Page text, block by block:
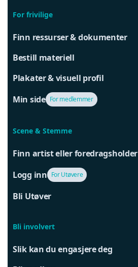
For frivilige
Finn ressurser & dokumenter
Bestill materiell
Plakater & visuell profil
Min side For medlemmer
Scene & Stemme
Finn artist eller foredragsholder
Logg inn For Utøvere
Bli Utøver
Bli involvert
Slik kan du engasjere deg